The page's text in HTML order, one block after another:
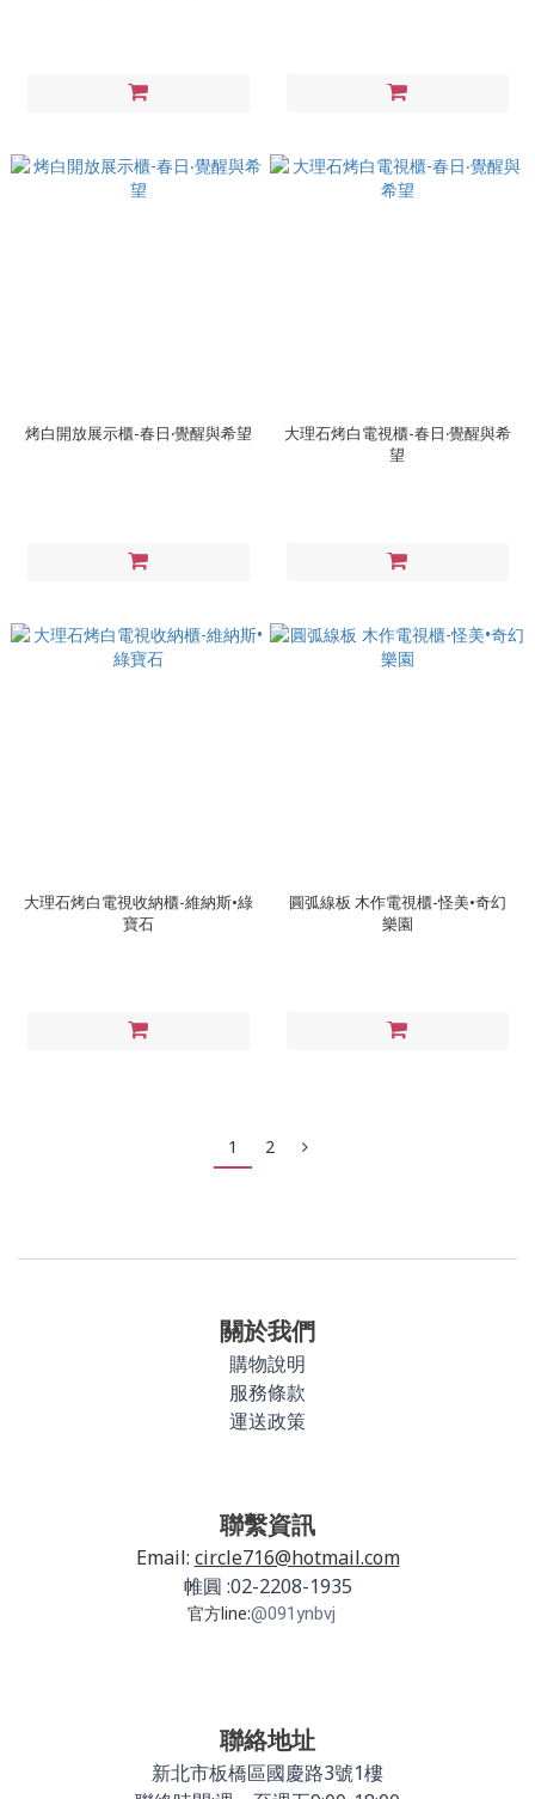
烤白開放展示櫃-春日‧覺醒與希望
大理石烤白電視櫃-春日‧覺醒與希
望
大理石烤白電視收納櫃-維納斯•綠
寶石
圓弧線板 木作電視櫃-怪美•奇幻
樂園
1 2
關於我們
購物說明
服務條款
運送政策
聯繫資訊
Email: circle716@hotmail.com
帷圓 :02-2208-1935
官方line:@091ynbvj
聯絡地址
新北市板橋區國慶路3號1樓